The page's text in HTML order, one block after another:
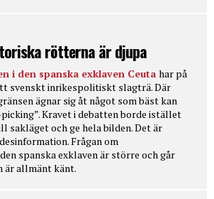
rötterna är djupa
i den spanska exklaven Ceuta har på
svenskt inrikespolitiskt slagträ. Där
ägnar sig åt något som bäst kan
Kravet i debatten borde istället
sakläget och ge hela bilden. Det är
Frågan om
spanska exklaven är större och går
är allmänt känt.